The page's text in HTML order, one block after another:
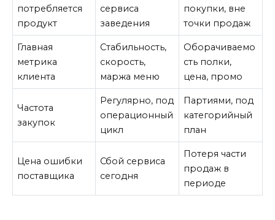
потребляется
продукт
сервиса
заведения
покупки, вне
точки продаж
Главная
метрика
клиента
Стабильность,
скорость,
маржа меню
Оборачиваемо
сть полки,
цена, промо
Частота
закупок
Регулярно, под
операционный
цикл
Партиями, под
категорийный
план
Цена ошибки
поставщика
Сбой сервиса
сегодня
Потеря части
продаж в
периоде